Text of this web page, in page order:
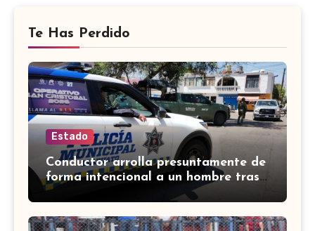
Te Has Perdido
Estado
Conductor arrolla presuntamente de
forma intencional a un hombre tras
una riña en Celaya